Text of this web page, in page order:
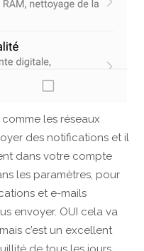
les réseaux
des notifications et il
dans votre compte
les paramètres, pour
et e-mails
envoyer. OUI cela va
c’est un excellent